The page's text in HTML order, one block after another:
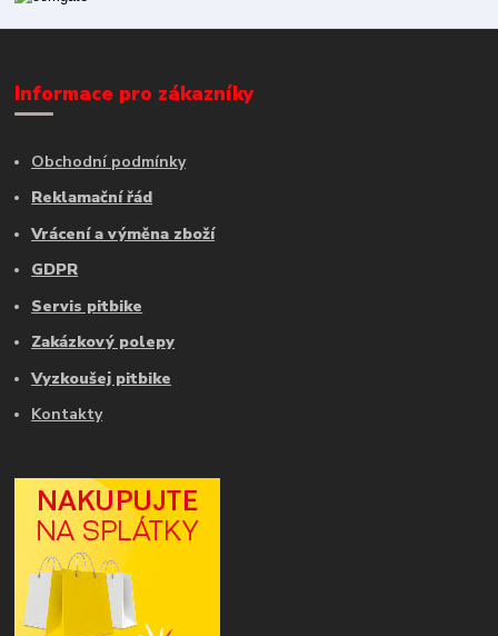
Informace pro zákazníky
Obchodní podmínky
Reklamační řád
Vrácení a výměna zboží
GDPR
Servis pitbike
Zakázkový polepy
Vyzkoušej pitbike
Kontakty